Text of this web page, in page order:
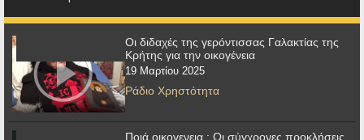
Οι διδαχές της γερόντισσας Γαλακτίας της
Κρήτης για την οικογένεια
19 Μαρτίου 2025
Ράδιο Χρηστότητα
Ποιά οικογενεια ; Οι σύγχρονες προκλήσεις